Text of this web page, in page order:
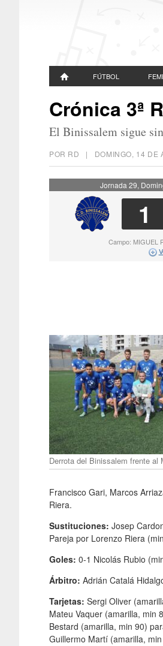
FÚTBOL
Crónica 3ª
El Binissalem sigue
POR RD | DOMINGO, 14 DE
Jornada 29,
1
Campo: MIGUEL
Derrota del Binissalem frente al
Francisco Gari, Marcos
Riera.
Sustituciones: Josep
Pareja por Lorenzo Riera
Goles: 0-1 Nicolás Rubio
Árbitro: Adrián Catalá
Tarjetas: Sergi Oliver
Mateu Vaquer (amarilla, min
Bestard (amarilla, min 90)
Guillermo Martí (amarilla,